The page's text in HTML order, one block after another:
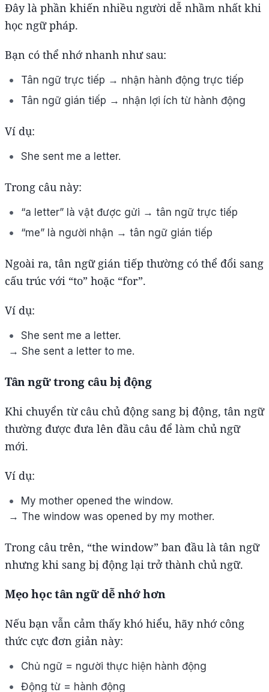
Đây là phần khiến nhiều người dễ nhầm nhất khi
học ngữ pháp.
Bạn có thể nhớ nhanh như sau:
Tân ngữ trực tiếp → nhận hành động trực tiếp
Tân ngữ gián tiếp → nhận lợi ích từ hành động
Ví dụ:
She sent me a letter.
Trong câu này:
“a letter” là vật được gửi → tân ngữ trực tiếp
“me” là người nhận → tân ngữ gián tiếp
Ngoài ra, tân ngữ gián tiếp thường có thể đổi sang
cấu trúc với “to” hoặc “for”.
Ví dụ:
She sent me a letter.
→ She sent a letter to me.
Tân ngữ trong câu bị động
Khi chuyển từ câu chủ động sang bị động, tân ngữ
thường được đưa lên đầu câu để làm chủ ngữ
mới.
Ví dụ:
My mother opened the window.
→ The window was opened by my mother.
Trong câu trên, “the window” ban đầu là tân ngữ
nhưng khi sang bị động lại trở thành chủ ngữ.
Mẹo học tân ngữ dễ nhớ hơn
Nếu bạn vẫn cảm thấy khó hiểu, hãy nhớ công
thức cực đơn giản này:
Chủ ngữ = người thực hiện hành động
Động từ = hành động